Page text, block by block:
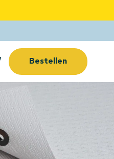
Sonnenschutz
Schrauben
Sonnenschutz
Bestellen